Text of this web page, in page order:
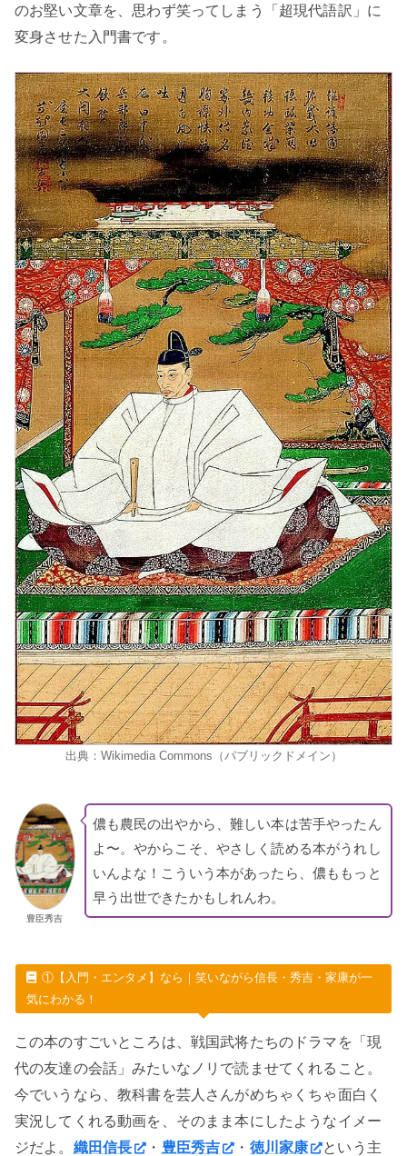
のお堅い文章を、思わず笑ってしまう「超現代語訳」に
変身させた入門書です。
出典：Wikimedia Commons（パブリックドメイン）
豊臣秀吉
儂も農民の出やから、難しい本は苦手やったん
よ〜。やからこそ、やさしく読める本がうれし
いんよな！こういう本があったら、儂ももっと
早う出世できたかもしれんわ。
①【入門・エンタメ】なら｜笑いながら信長・秀吉・家康が一
気にわかる！
この本のすごいところは、戦国武将たちのドラマを「現
代の友達の会話」みたいなノリで読ませてくれること。
今でいうなら、教科書を芸人さんがめちゃくちゃ面白く
実況してくれる動画を、そのまま本にしたようなイメー
ジだよ。 織田信長 ・ 豊臣秀吉 ・ 徳川家康
という主